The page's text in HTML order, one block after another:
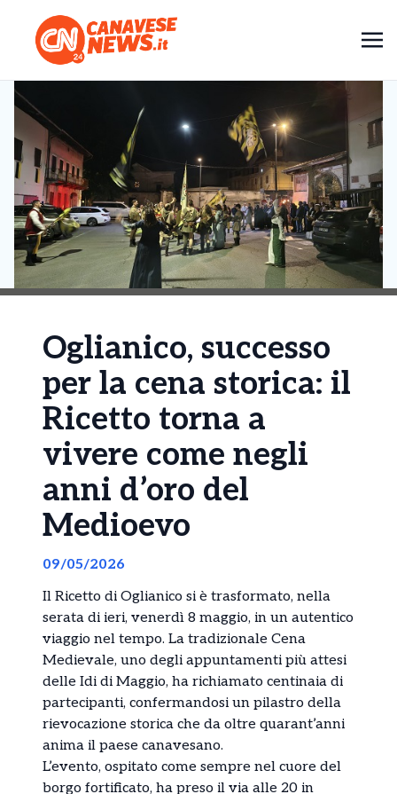
Oglianico, successo
per la cena storica: il
Ricetto torna a
vivere come negli
anni d’oro del
Medioevo
09/05/2026
Il Ricetto di Oglianico si è trasformato, nella
serata di ieri, venerdì 8 maggio, in un autentico
viaggio nel tempo. La tradizionale Cena
Medievale, uno degli appuntamenti più attesi
delle Idi di Maggio, ha richiamato centinaia di
partecipanti, confermandosi un pilastro della
rievocazione storica che da oltre quarant’anni
anima il paese canavesano.
L’evento, ospitato come sempre nel cuore del
borgo fortificato, ha preso il via alle 20 in